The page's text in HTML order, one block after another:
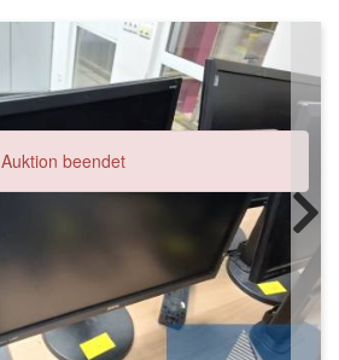
Auktion beendet